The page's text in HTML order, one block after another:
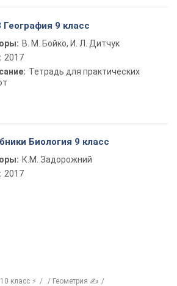
География 9 класс
В. М. Бойко, И. Л. Дитчук
2017
Тетрадь для практических
Биология 9 класс
К.М. Задорожний
2017
10 класс ⚡
Геометрия ✍